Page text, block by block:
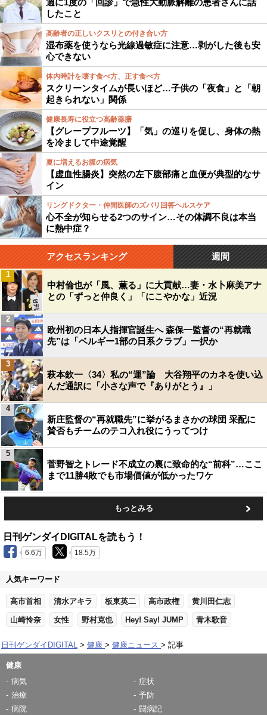
週に1度の「回診」で急性大動脈解離の患者さんに話
したこと
高齢者の正しいクスリとの付き合い方
湿布薬を使うなら光線過敏症に注意…剥がした後も安
心できない
体内時計を壊す食べ方、正す食べ方
スクリーンタイムが長いほど…子供の「夜食」と「朝
起きられない」関係
健康長寿に役立つ高齢薬膳
【グレープフルーツ】「気」の巡りを促し、身体の熱
を冷まして中途覚醒
夏に増えるお腹の病気
【虚血性腸炎】突然の左下腹部痛と血便が典型的なサ
イン
リングドクター・仲間医師のズバリ回答ヘルスケア
心不全が知らせる2つのサイン…その体調不良は本当
に熱中症？
アクセスランキング 週間
中村倫也が「風、薫る」に大貢献…妻・水卜麻美アナ
との「ずっと仲良く」「にこやかな」近況
1
欧州初の日本人指揮官誕生へ 森保一監督の“再就職
先”は「ベルギー1部の日系クラブ」一択か
2
萩本欽一〈34〉私の“運”論 大谷翔平のカネを使い込
んだ通訳に「小さな声で『ありがとう』」
3
新庄監督の“再就職先”に挙がるまさかの球団 采配に
賛否もチームのテコ入れ役にうってつけ
4
菅野智之トレード不成立の裏に致命的な“前科”…ここ
まで11勝4敗でも市場価値が低かったワケ
5
もっとみる
日刊ゲンダイDIGITALを読もう！
6.6万 18.5万
人気キーワード
高市首相 清水アキラ 板東英二 高市政権 黄川田仁志
山崎怜奈 女性 野村克也 Hey! Say! JUMP 青木歌音
日刊ゲンダイDIGITAL 健康 健康ニュース 記事
健康
病気
症状
治療
予防
病院
闘病記